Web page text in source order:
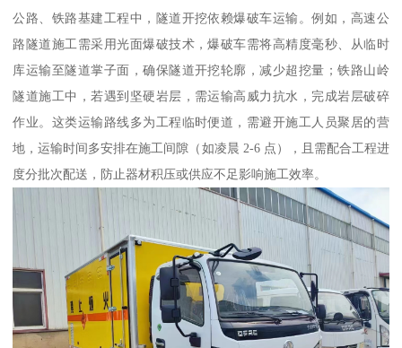
公路、铁路基建工程中，隧道开挖依赖爆破车运输。例如，高速公
路隧道施工需采用光面爆破技术，爆破车需将高精度毫秒、从临时
库运输至隧道掌子面，确保隧道开挖轮廓，减少超挖量；铁路山岭
隧道施工中，若遇到坚硬岩层，需运输高威力抗水，完成岩层破碎
作业。这类运输路线多为工程临时便道，需避开施工人员聚居的营
地，运输时间多安排在施工间隙（如凌晨 2-6 点），且需配合工程进
度分批次配送，防止器材积压或供应不足影响施工效率。​